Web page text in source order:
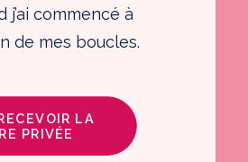
j’ai commencé à
de mes boucles.
LA
PRIVÉE